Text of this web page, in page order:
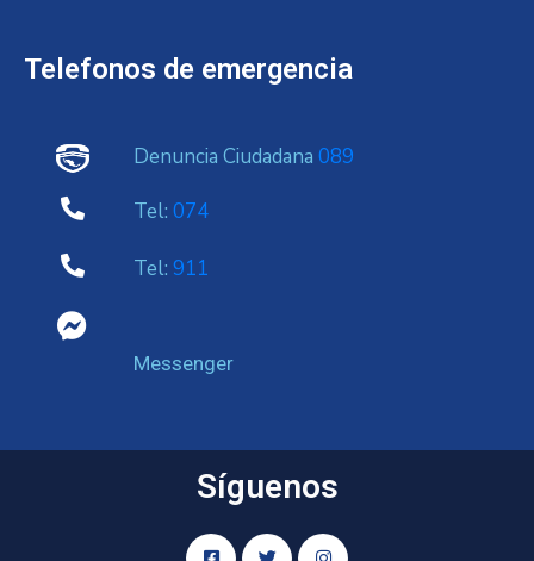
Telefonos de emergencia
Denuncia Ciudadana 089
Tel: 074
Tel: 911
Messenger
Síguenos